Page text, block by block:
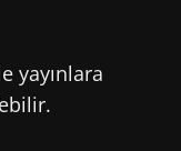
yayınlara